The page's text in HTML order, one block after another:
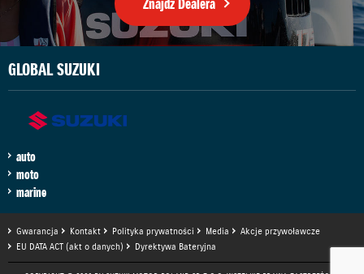
GLOBAL SUZUKI
auto
moto
marine
Gwarancja Kontakt Polityka prywatności Media
Akcje przywoławcze
EU DATA ACT (akt o danych)
Dyrektywa Bateryjna